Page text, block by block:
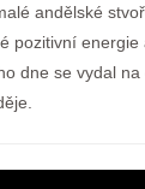
andělské
pozitivní energie
dne se vydal na